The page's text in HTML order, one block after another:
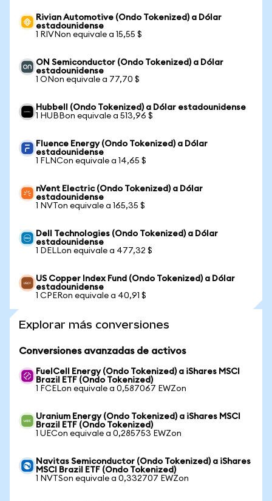
Rivian Automotive (Ondo Tokenized) a Dólar
estadounidense
1 RIVNon equivale a 15,55 $
ON Semiconductor (Ondo Tokenized) a Dólar
estadounidense
1 ONon equivale a 77,70 $
Hubbell (Ondo Tokenized) a Dólar estadounidense
1 HUBBon equivale a 513,96 $
Fluence Energy (Ondo Tokenized) a Dólar
estadounidense
1 FLNCon equivale a 14,65 $
nVent Electric (Ondo Tokenized) a Dólar
estadounidense
1 NVTon equivale a 165,35 $
Dell Technologies (Ondo Tokenized) a Dólar
estadounidense
1 DELLon equivale a 477,32 $
US Copper Index Fund (Ondo Tokenized) a Dólar
estadounidense
1 CPERon equivale a 40,91 $
Explorar más conversiones
Conversiones avanzadas de activos
FuelCell Energy (Ondo Tokenized) a iShares MSCI
Brazil ETF (Ondo Tokenized)
1 FCELon equivale a 0,587067 EWZon
Uranium Energy (Ondo Tokenized) a iShares MSCI
Brazil ETF (Ondo Tokenized)
1 UECon equivale a 0,285753 EWZon
Navitas Semiconductor (Ondo Tokenized) a iShares
MSCI Brazil ETF (Ondo Tokenized)
1 NVTSon equivale a 0,332707 EWZon